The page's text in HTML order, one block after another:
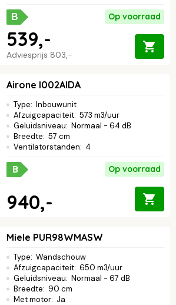
B Op voorraad
Adviesprijs 803,-
539,-
Airone I002AIDA
Type: Inbouwunit
Afzuigcapaciteit: 573 m3/uur
Geluidsniveau: Normaal - 64 dB
Breedte: 57 cm
Ventilatorstanden: 4
B Op voorraad
940,-
Miele PUR98WMASW
Type: Wandschouw
Afzuigcapaciteit: 650 m3/uur
Geluidsniveau: Normaal - 67 dB
Breedte: 90 cm
Met motor: Ja